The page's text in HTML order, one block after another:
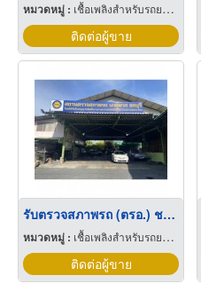
หมวดหมู่ : เชื้อเพลิงสำหรับรถยนต์แก๊ส
ติดต่อผู้ขาย
รับตรวจสภาพรถ (ตรอ.) ชลบุรี
หมวดหมู่ : เชื้อเพลิงสำหรับรถยนต์แก๊ส
ติดต่อผู้ขาย